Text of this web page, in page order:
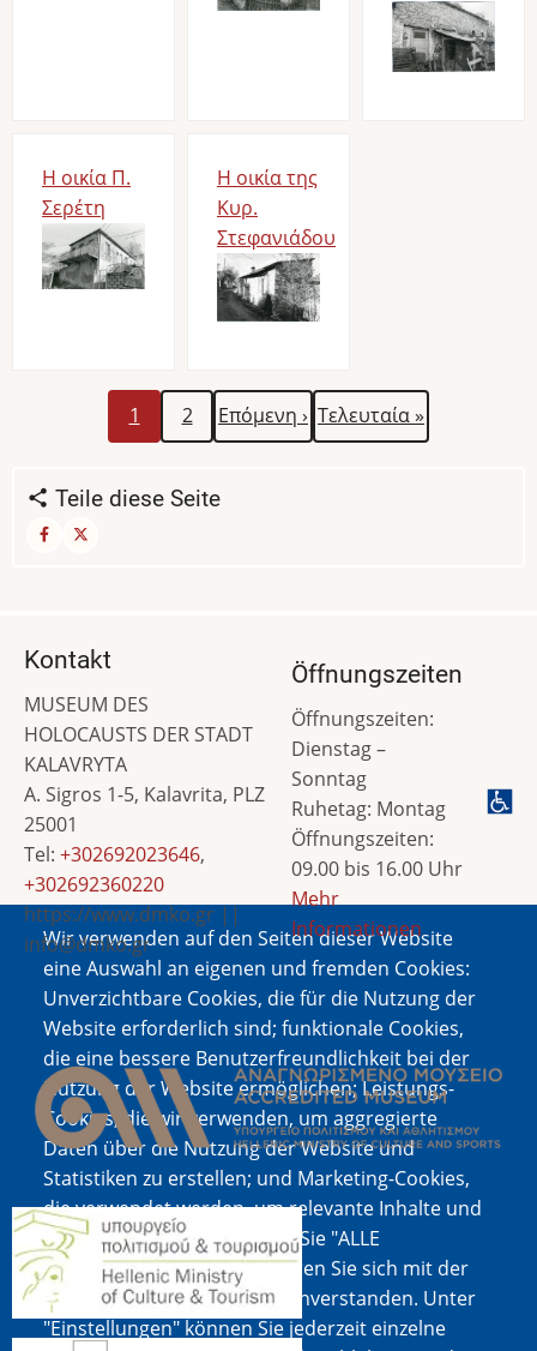
Bild
Η οικία Π.
Σερέτη
Bild
Η οικία της
Κυρ.
Στεφανιάδου
Bild
Seitennummerierung
Aktuelle
Seite
1 Seite
2
Nächste
Seite
Επόμενη › Letzte
Seite
Τελευταία »
Teile diese Seite
Wir verwenden auf den Seiten dieser Website
eine Auswahl an eigenen und fremden Cookies:
Unverzichtbare Cookies, die für die Nutzung der
Website erforderlich sind; funktionale Cookies,
die eine bessere Benutzerfreundlichkeit bei der
Nutzung der Website ermöglichen; Leistungs-
Cookies, die wir verwenden, um aggregierte
Daten über die Nutzung der Website und
Statistiken zu erstellen; und Marketing-Cookies,
die verwendet werden, um relevante Inhalte und
Werbung anzuzeigen. Wenn Sie "ALLE
AKZEPTIEREN" wählen, erklären Sie sich mit der
Verwendung aller Cookies einverstanden. Unter
"Einstellungen" können Sie jederzeit einzelne
Kontakt
MUSEUM DES
HOLOCAUSTS DER STADT
KALAVRYTA
A. Sigros 1-5, Kalavrita, PLZ
25001
Tel: +302692023646,
+302692360220
https://www.dmko.gr ||
info@dmko.gr
Öffnungszeiten
Öffnungszeiten:
Dienstag –
Sonntag
Ruhetag: Montag
Öffnungszeiten:
09.00 bis 16.00 Uhr
Mehr
Informationen
Bild
Bild